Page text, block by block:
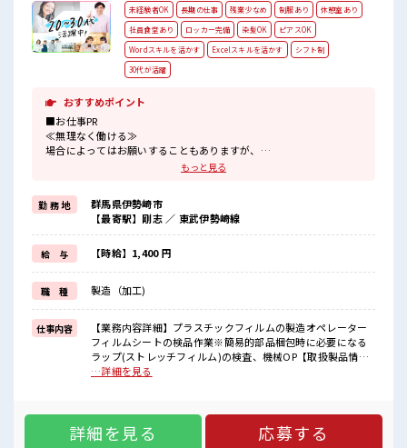
未経験者OK 長期の仕事 残業少なめ 制服あり
休憩室あり
社員食堂あり
ロッカー完備 染髪OK
ピアスOK
Wordスキルを活かす
Excelスキルを活かす
シフト制
30代が活躍
おすすめポイント
■お仕事PR
≪無理なく働ける≫
場合によってはお願いすることもありますが、
明るすぎたり奇抜でなければ基本的に自由！
(規定有)≪ラクラク制服アリ≫
制服があるので、
毎日の服装の悩み解消♪
≪未経験OKの仕事≫
新しいことにチャレンジするのは不安だけど、
しっかり働く環境が整っています！
イチからスキルUP・ステップUP目指していきましょう！
≪自分に向いている仕事が探せる≫
困った事などがあれば、
担当がしっかりサポートします！
■職場の雰囲気
ロッカーあり！
安心してお仕事に集中♪
残業はほとんどありません！
もっと見る
勤 務 地
群馬県伊勢崎市
【最寄駅】剛志 ／ 東武伊勢崎線
給 与 【時給】1,400 円
職 種 製造（加工)
仕事内容
【業務内容詳細】プラスチックフィルムの製造オペレーター
フィルムシートの検品作業※簡易的部品梱包時に必要になる
ラップ(ストレッチフィルム)の検査、機械OP【取扱製品情
報】 フィルムシート ■お仕事PR ≪無理なく働ける≫ 場合に
れば基本的に自由！ (規定有)≪ラクラク制服アリ≫ 制服があ
るので、 毎日の服装の悩み解消♪ ≪未経験OKの仕事≫ 新し
いことにチャレンジするのは不安だけど、 しっかり働く環境
…詳細を見る
詳細を見る 応募する